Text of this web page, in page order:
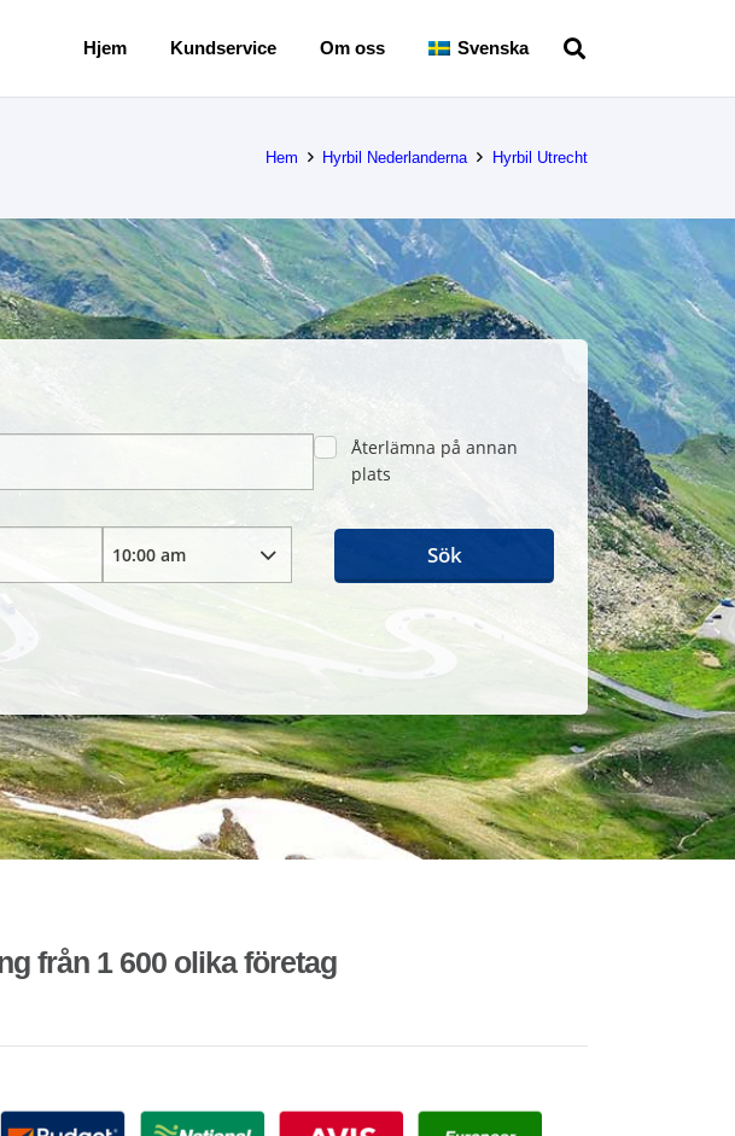
Hjem Kundservice Om oss Svenska
Hem Hyrbil Nederlanderna Hyrbil Utrecht
Återlämna på annan
plats
Sök
från 1 600 olika företag